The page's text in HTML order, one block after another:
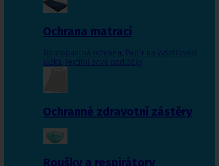
Ochrana matrací
Nepropustná ochrana, Papír na vyšetřovací
lůžka, Textilní savé podložky
Ochranné zdravotní zástěry
Roušky a respirátory